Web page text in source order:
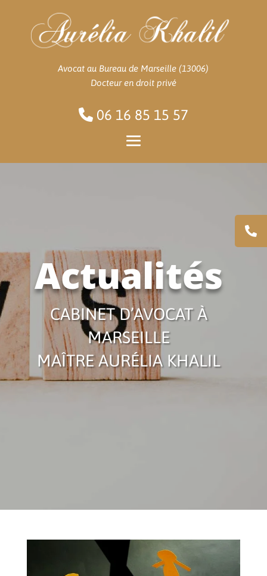
Avocat au Bureau de Marseille (13006)
Docteur en droit privé
06 16 85 15 57
Actualités
CABINET D’AVOCAT À
MARSEILLE
MAÎTRE AURÉLIA KHALIL